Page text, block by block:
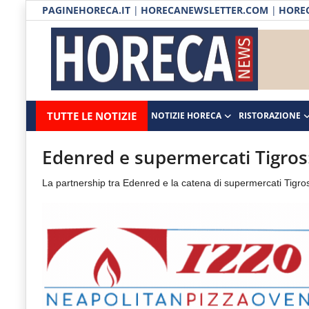
PAGINEHORECA.IT | HORECANEWSLETTER.COM |
Horecanews.it
-
Notizie
Horeca
Il
portale
canale
Horeca
del
TUTTE LE NOTIZIE NOTIZIE HORECA RISTORAZIONE
Notizie HORECA
Ristorazione
Ospitalità
Distribuzione
Edenred e supermercati
La partnership tra Edenred e la catena di supermercati